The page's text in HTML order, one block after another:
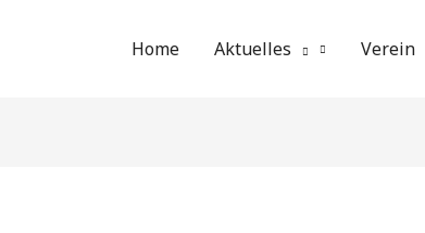
Home Aktuelles Verein